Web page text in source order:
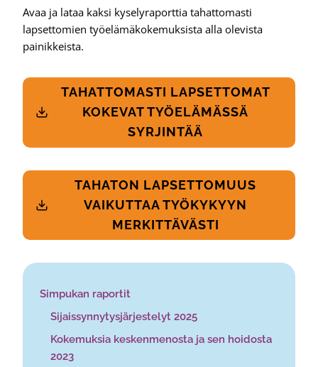
Avaa ja lataa kaksi kyselyraporttia tahattomasti
lapsettomien työelämäkokemuksista alla olevista
painikkeista.
TAHATTOMASTI LAPSETTOMAT
KOKEVAT TYÖELÄMÄSSÄ
SYRJINTÄÄ
TAHATON LAPSETTOMUUS
VAIKUTTAA TYÖKYKYYN
MERKITTÄVÄSTI
Simpukan raportit
Sijaissynnytysjärjestelyt 2025
Kokemuksia keskenmenosta ja sen hoidosta
2023